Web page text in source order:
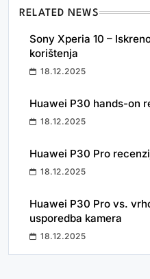
RELATED NEWS
Sony Xperia 10 –
korištenja
18.12.2025
Huawei P30 hands-on
18.12.2025
Huawei P30 Pro
18.12.2025
Huawei P30 Pro vs.
usporedba kamera
18.12.2025